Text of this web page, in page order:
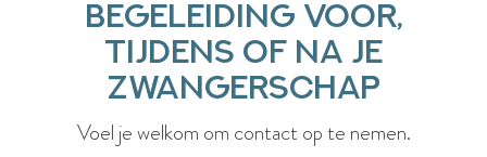
Begeleiding voor,
tijdens of na je
zwangerschap
Voel je welkom om contact op te nemen.